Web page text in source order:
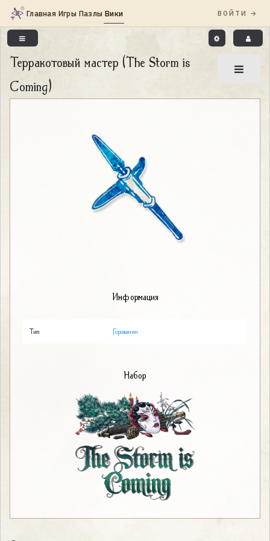
Терракотовый мастер (The Storm is
Coming)
Информация
Тип Горожанин
Набор